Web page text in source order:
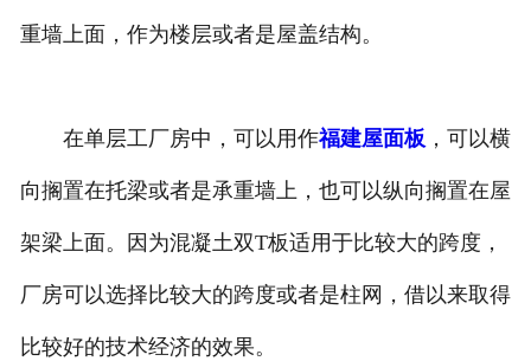
重墙上面，作为楼层或者是屋盖结构。
在单层工厂房中，可以用作福建屋面板，可以横
向搁置在托梁或者是承重墙上，也可以纵向搁置在屋
架梁上面。因为混凝土双T板适用于比较大的跨度，
厂房可以选择比较大的跨度或者是柱网，借以来取得
比较好的技术经济的效果。